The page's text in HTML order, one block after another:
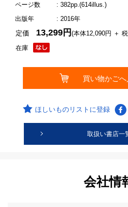
ページ数
: 382pp.(614illus.)
出版年
: 2016年
在庫
定価 13,299円(本体12,090円 ＋
ほしいものリストに登録
取扱い書店一
会社情